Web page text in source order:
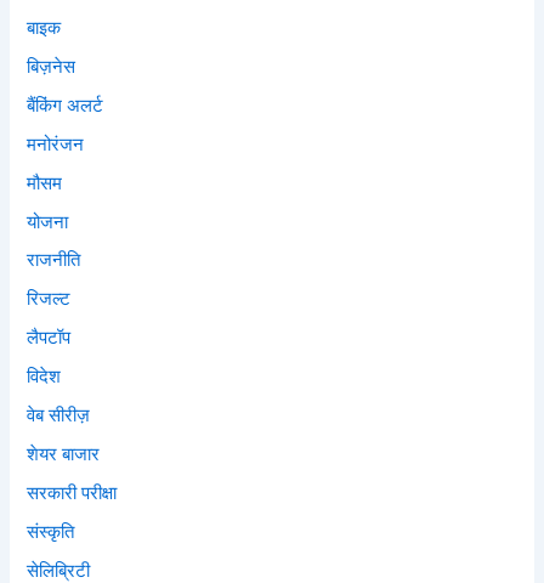
बाइक
बिज़नेस
बैंकिंग अलर्ट
मनोरंजन
मौसम
योजना
राजनीति
रिजल्ट
लैपटॉप
विदेश
वेब सीरीज़
शेयर बाजार
सरकारी परीक्षा
संस्कृति
सेलिब्रिटी